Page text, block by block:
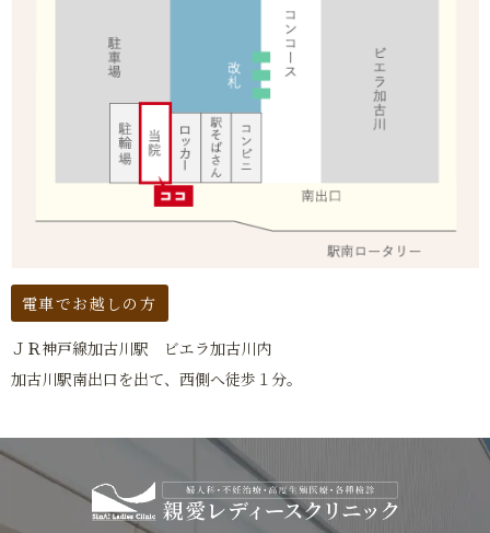
電車でお越しの方
ＪＲ神戸線加古川駅 ビエラ加古川内
加古川駅南出口を出て、西側へ徒歩１分。